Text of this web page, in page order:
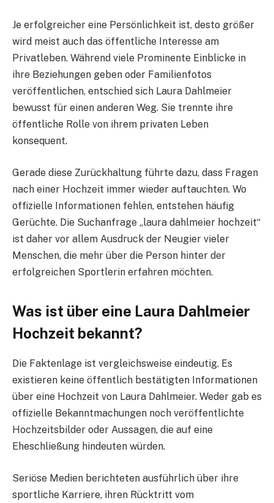
Je erfolgreicher eine Persönlichkeit ist, desto größer
wird meist auch das öffentliche Interesse am
Privatleben. Während viele Prominente Einblicke in
ihre Beziehungen geben oder Familienfotos
veröffentlichen, entschied sich Laura Dahlmeier
bewusst für einen anderen Weg. Sie trennte ihre
öffentliche Rolle von ihrem privaten Leben
konsequent.
Gerade diese Zurückhaltung führte dazu, dass Fragen
nach einer Hochzeit immer wieder auftauchten. Wo
offizielle Informationen fehlen, entstehen häufig
Gerüchte. Die Suchanfrage „laura dahlmeier hochzeit“
ist daher vor allem Ausdruck der Neugier vieler
Menschen, die mehr über die Person hinter der
erfolgreichen Sportlerin erfahren möchten.
Was ist über eine Laura Dahlmeier
Hochzeit bekannt?
Die Faktenlage ist vergleichsweise eindeutig. Es
existieren keine öffentlich bestätigten Informationen
über eine Hochzeit von Laura Dahlmeier. Weder gab es
offizielle Bekanntmachungen noch veröffentlichte
Hochzeitsbilder oder Aussagen, die auf eine
Eheschließung hindeuten würden.
Seriöse Medien berichteten ausführlich über ihre
sportliche Karriere, ihren Rücktritt vom